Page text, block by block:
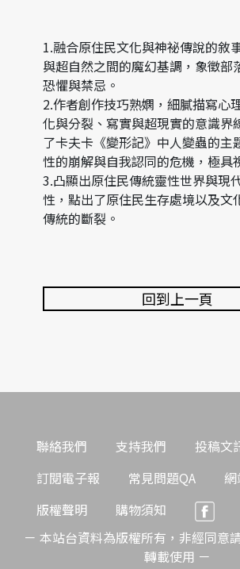
1.融合原住民文化與神祕傳說的敘
與超自然之間的魔幻基調，象徵部
恐懼與禁忌。
2.作者創作技巧熟嫻，細膩描寫心
化與分裂、寫實與超現實的意識界
了卡夫卡《變形記》中人變蟲的主
性的崩解與自我認同的危機，極具
3.凸顯出原住民傳統靈性世界與現
性，點出了原住民生存處境以及文
傳統的斷裂。
回到上一頁
聯絡我們 支持我們
投稿文
訂閱電子報
常見問題QA
版權聲明
購物須知
－ 本站台資料為版權所有，非經同意
轉載使用 －